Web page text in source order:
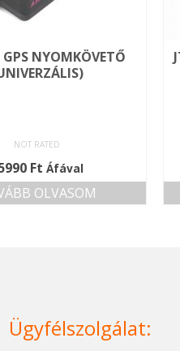
GPS NYOMKÖVETŐ
NOT RATED
Ft Áfával
OLVASOM
Ügyfélszolgálat: